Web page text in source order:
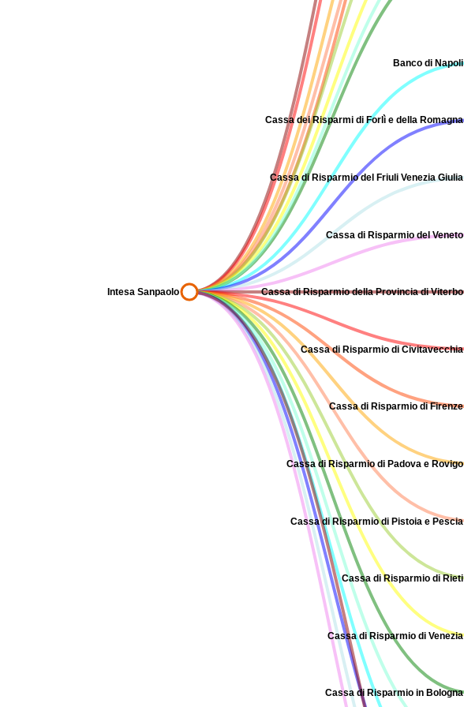
Cassa di Risparmio in Bologna
Cassa di Risparmio di Venezia
Cassa di Risparmio di Rieti
Cassa di Risparmio di Pistoia e Pescia
Cassa di Risparmio di Padova e Rovigo
Cassa di Risparmio di Firenze
Cassa di Risparmio di Civitavecchia
Cassa di Risparmio della Provincia di Viterbo
Cassa di Risparmio del Veneto
Cassa di Risparmio del Friuli Venezia Giulia
Cassa dei Risparmi di Forlì e della Romagna
Banco di Napoli
Intesa Sanpaolo